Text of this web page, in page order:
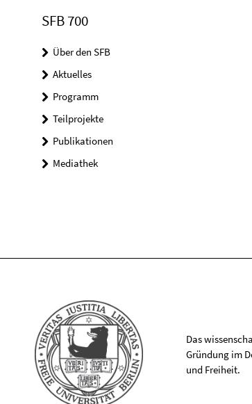
SFB 700
Über den SFB
Aktuelles
Programm
Teilprojekte
Publikationen
Mediathek
Das
Gründung im
und Freiheit.